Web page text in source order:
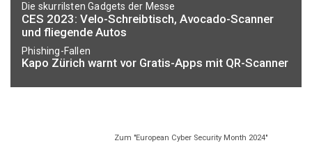
Die skurrilsten Gadgets der Messe
CES 2023: Velo-Schreibtisch, Avocado-Scanner
und fliegende Autos
Phishing-Fallen
Kapo Zürich warnt vor Gratis-Apps mit QR-Scanner
Zum "European Cyber Security Month 2024"